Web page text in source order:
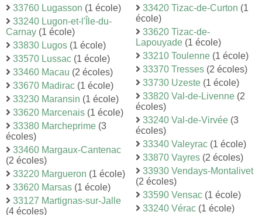
33760 Lugasson (1 école)
33240 Lugon-et-l'Île-du-
Carnay (1 école)
33830 Lugos (1 école)
33570 Lussac (1 école)
33460 Macau (2 écoles)
33670 Madirac (1 école)
33230 Maransin (1 école)
33620 Marcenais (1 école)
33380 Marcheprime (3
écoles)
33460 Margaux-Cantenac
(2 écoles)
33220 Margueron (1 école)
33620 Marsas (1 école)
33127 Martignas-sur-Jalle
(4 écoles)
33420 Tizac-de-Curton (1
école)
33620 Tizac-de-
Lapouyade (1 école)
33210 Toulenne (1 école)
33370 Tresses (2 écoles)
33730 Uzeste (1 école)
33820 Val-de-Livenne (2
écoles)
33240 Val-de-Virvée (3
écoles)
33340 Valeyrac (1 école)
33870 Vayres (2 écoles)
33930 Vendays-Montalivet
(2 écoles)
33590 Vensac (1 école)
33240 Vérac (1 école)